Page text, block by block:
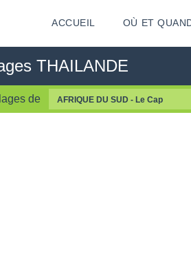
ACCUEIL OÙ ET
THAILANDE
de